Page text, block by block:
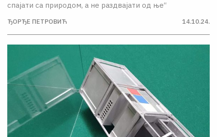
спајати са природом, а не раздвајати од ње“
ЂОРЂЕ ПЕТРОВИЋ 14.10.24.